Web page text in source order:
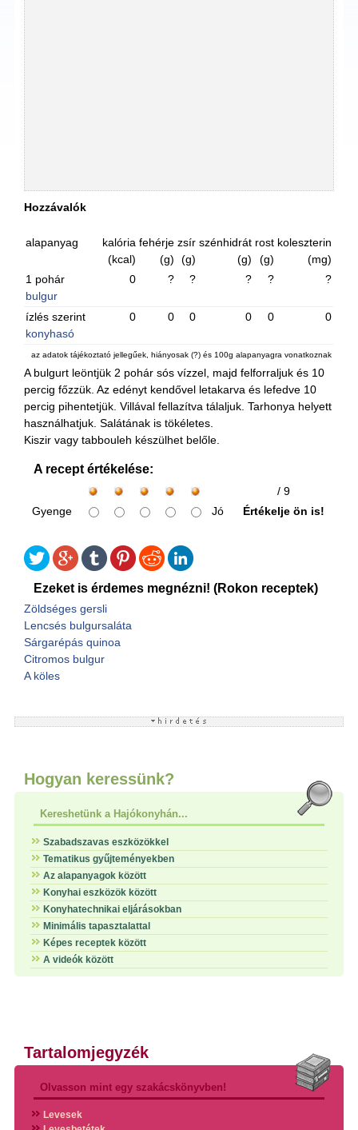
Hozzávalók
alapanyag
kalória
(kcal)
fehérje
(g)
zsír
(g)
szénhidrát
(g)
rost
(g)
koleszterin
(mg)
1 pohár
bulgur
0 ? ? ? ? ?
ízlés szerint
konyhasó
0 0 0 0 0 0
az adatok tájékoztató jellegűek, hiányosak (?) és 100g alapanyagra vonatkoznak
A bulgurt leöntjük 2 pohár sós vízzel, majd felforraljuk és 10
percig főzzük. Az edényt kendővel letakarva és lefedve 10
percig pihentetjük. Villával fellazítva tálaljuk. Tarhonya helyett
használhatjuk. Salátának is tökéletes.
Kiszir vagy tabbouleh készülhet belőle.
A recept értékelése:
/ 9
Gyenge
Jó Értékelje ön is!
Ezeket is érdemes megnézni! (Rokon receptek)
Zöldséges gersli
Lencsés bulgursaláta
Sárgarépás quinoa
Citromos bulgur
A köles
Hogyan keressünk?
Kereshetünk a Hajókonyhán...
Szabadszavas eszközökkel
Tematikus gyűjteményekben
Az alapanyagok között
Konyhai eszközök között
Konyhatechnikai eljárásokban
Minimális tapasztalattal
Képes receptek között
A videók között
Tartalomjegyzék
Olvasson mint egy szakácskönyvben!
Levesek